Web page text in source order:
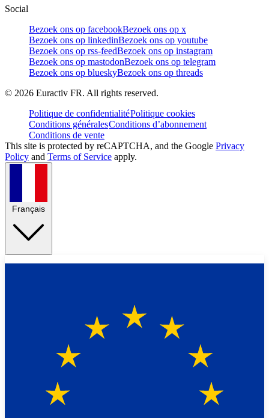
Social
Bezoek ons op facebookBezoek ons op x
Bezoek ons op linkedinBezoek ons op youtube
Bezoek ons op rss-feedBezoek ons op instagram
Bezoek ons op mastodonBezoek ons op telegram
Bezoek ons op blueskyBezoek ons op threads
© 2026 Euractiv FR. All rights reserved.
Politique de confidentialitéPolitique cookies
Conditions généralesConditions d’abonnement
Conditions de vente
This site is protected by reCAPTCHA, and the Google Privacy
Policy and Terms of Service apply.
Français